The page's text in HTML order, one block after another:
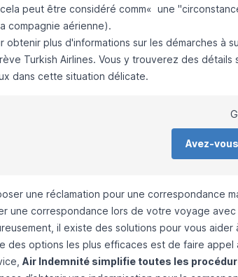
peut être considéré comm« une
compagnie aérienne).
obtenir plus d'informations sur les démarches à
Turkish Airlines. Vous y trouverez des détails
dans cette situation délicate.
Avez-
une réclamation pour une correspondance
une correspondance lors de votre voyage
il existe des solutions pour vous aider
des options les plus efficaces est de faire appel
Air Indemnité simplifie toutes les